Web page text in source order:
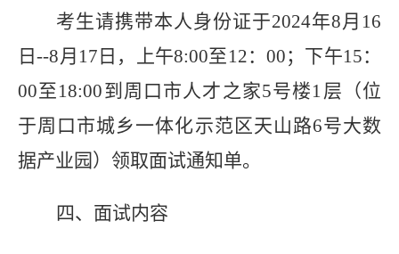
考生请携带本人身份证于2024年8月16
日--8月17日，上午8:00至12：00；下午15：
00至18:00到周口市人才之家5号楼1层（位
于周口市城乡一体化示范区天山路6号大数
据产业园）领取面试通知单。
四、面试内容